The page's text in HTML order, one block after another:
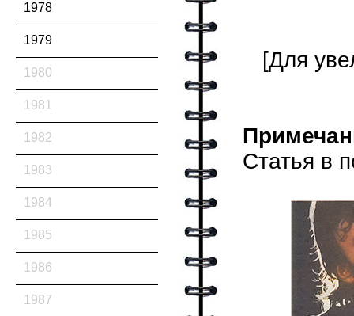
1978
1979
1980
1981
1982
1983
1984
1985
1986
1987
[Для
Статья в